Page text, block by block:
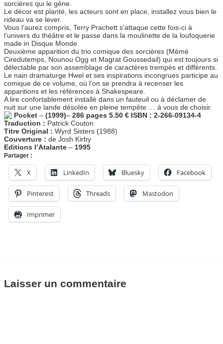
sorcières qui le gêne.
Le décor est planté, les acteurs sont en place, installez vous bien le
rideau va se lever.
Vous l’aurez compris, Terry Prachett s’attaque cette fois-ci à
l’univers du théâtre et le passe dans la moulinette de la loufoquerie
made in Disque Monde.
Deuxième apparition du trio comique des sorcières (Mémé
Ciredutemps, Nounou Ogg et Magrat Goussedail) qui est toujours si
délectable par son assemblage de caractères trempés et différents.
Le nain dramaturge Hwel et ses inspirations incongrues participe au
comique de ce volume, où l’on se prendra à recenser les
apparitions et les références à Shakespeare.
A lire confortablement installé dans un fauteuil ou à déclamer de
nuit sur une lande désolée en pleine tempête … à vous de choisir.
Pocket – (1999)– 286 pages 5.50 € ISBN : 2-266-09134-4
Traduction : Patrick Couton
Titre Original : Wyrd Sisters (1988)
Couverture : de Josh Kirby
Editions l’Atalante – 1995
Partager :
X LinkedIn Bluesky Facebook
Pinterest Threads Mastodon
Imprimer
Laisser un commentaire